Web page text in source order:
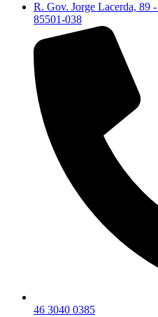
R. Gov. Jorge Lacerda, 89
85501-038
46 3040 0385